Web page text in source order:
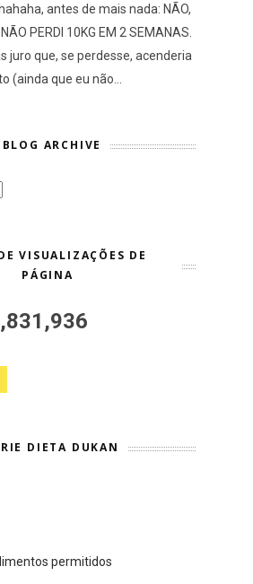
antes de mais nada: NÃO,
PERDI 10KG EM 2 SEMANAS.
juro que, se perdesse, acenderia
(ainda que eu não...
BLOG ARCHIVE
VISUALIZAÇÕES DE
PÁGINA
DIETA DUKAN
permitidos